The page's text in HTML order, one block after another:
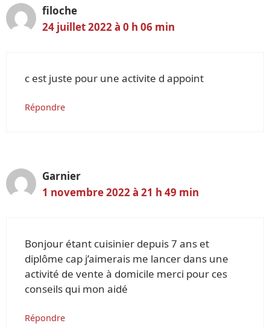
filoche
24 juillet 2022 à 0 h 06 min
c est juste pour une activite d appoint
Répondre
Garnier
1 novembre 2022 à 21 h 49 min
Bonjour étant cuisinier depuis 7 ans et
diplôme cap j’aimerais me lancer dans une
activité de vente à domicile merci pour ces
conseils qui mon aidé
Répondre